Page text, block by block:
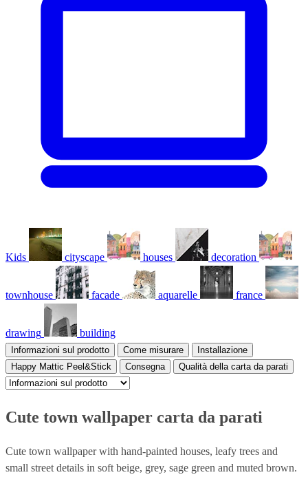
Kids cityscape houses decoration
townhouse facade aquarelle france
drawing building
Informazioni sul prodotto Come misurare
Installazione
Happy Mattic Peel&Stick
Consegna Qualità della carta da parati
Cute town wallpaper carta da parati
Cute town wallpaper with hand-painted houses, leafy trees and
small street details in soft beige, grey, sage green and muted brown.